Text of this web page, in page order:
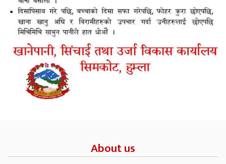
About us